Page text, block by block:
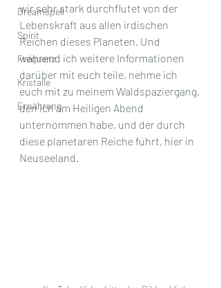
Dreamspell
Spirit
Frequenz
Kristalle
Ernährung
wir sehr stark durchflutet von der
Lebenskraft aus allen irdischen
Reichen dieses Planeten. Und
während ich weitere Informationen
darüber mit euch teile, nehme ich
euch mit zu meinem Waldspaziergang,
den ich am Heiligen Abend
unternommen habe, und der durch
diese planetaren Reiche führt, hier in
Neuseeland.